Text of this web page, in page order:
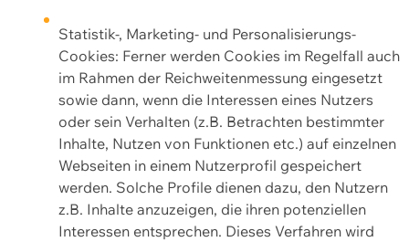
Statistik-, Marketing- und Personalisierungs-
Cookies: Ferner werden Cookies im Regelfall auch
im Rahmen der Reichweitenmessung eingesetzt
sowie dann, wenn die Interessen eines Nutzers
oder sein Verhalten (z.B. Betrachten bestimmter
Inhalte, Nutzen von Funktionen etc.) auf einzelnen
Webseiten in einem Nutzerprofil gespeichert
werden. Solche Profile dienen dazu, den Nutzern
z.B. Inhalte anzuzeigen, die ihren potenziellen
Interessen entsprechen. Dieses Verfahren wird